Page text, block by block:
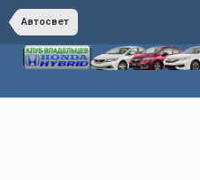
Автосвет